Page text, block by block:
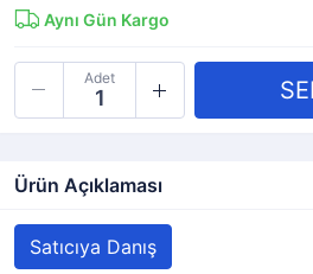
Aynı Gün Kargo
Adet
Ürün Açıklaması
Satıcıya Danış